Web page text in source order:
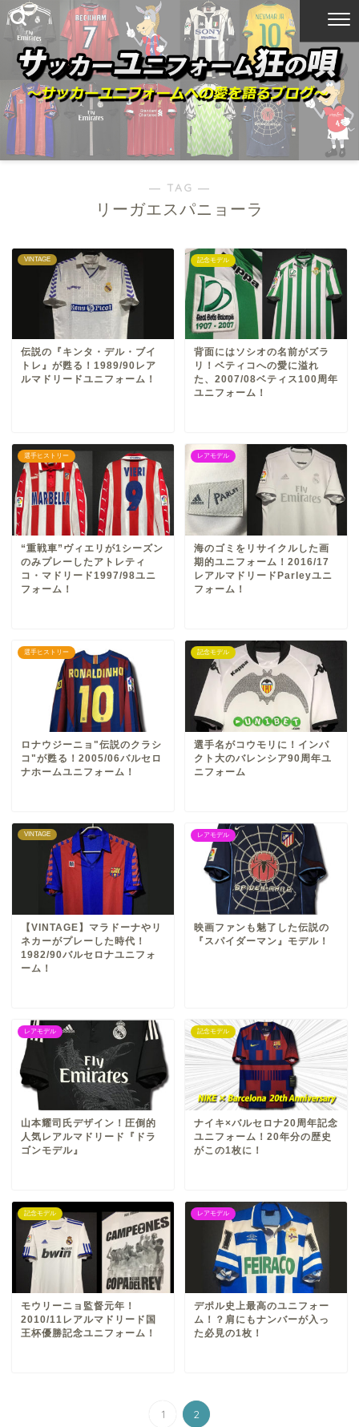
― TAG ―
リーガエスパニョーラ
VINTAGE
伝説の『キンタ・デル・ブイ
トレ』が甦る！1989/90レア
ルマドリードユニフォーム！
記念モデル
背面にはソシオの名前がズラ
リ！ベティコへの愛に溢れ
た、2007/08ベティス100周年
ユニフォーム！
選手ヒストリー
“重戦車”ヴィエリが1シーズン
のみプレーしたアトレティ
コ・マドリード1997/98ユニ
フォーム！
レアモデル
海のゴミをリサイクルした画
期的ユニフォーム！2016/17
レアルマドリードParleyユニ
フォーム！
選手ヒストリー
ロナウジーニョ"伝説のクラシ
コ"が甦る！2005/06バルセロ
ナホームユニフォーム！
記念モデル
選手名がコウモリに！インパ
クト大のバレンシア90周年ユ
ニフォーム
VINTAGE
【VINTAGE】マラドーナやリ
ネカーがプレーした時代！
1982/90バルセロナユニフォ
ーム！
レアモデル
映画ファンも魅了した伝説の
『スパイダーマン』モデル！
レアモデル
山本耀司氏デザイン！圧倒的
人気レアルマドリード『ドラ
ゴンモデル』
記念モデル
ナイキ×バルセロナ20周年記念
ユニフォーム！20年分の歴史
がこの1枚に！
記念モデル
モウリーニョ監督元年！
2010/11レアルマドリード国
王杯優勝記念ユニフォーム！
レアモデル
デポル史上最高のユニフォー
ム！？肩にもナンバーが入っ
た必見の1枚！
1 2